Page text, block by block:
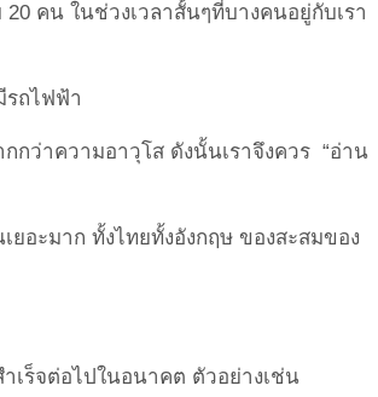
คน ในช่วงเวลาสั้นๆที่บางคนอยู่กับเรา
รถไฟฟ้า
กว่าความอาวุโส ดังนั้นเราจึงควร “อ่าน
อะมาก ทั้งไทยทั้งอังกฤษ ของสะสมของ
เร็จต่อไปในอนาคต ตัวอย่างเช่น